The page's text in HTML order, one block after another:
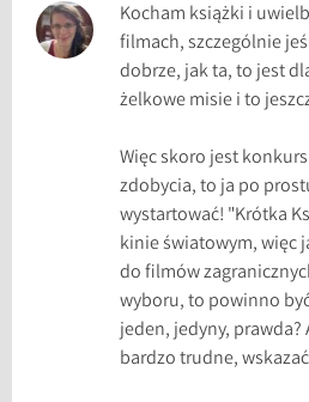
Kocham książki i
filmach, szczególnie
dobrze, jak ta, to jest
żelkowe misie i to
Więc skoro jest
zdobycia, to ja po
wystartować! "Krótka
kinie światowym, więc
do filmów
wyboru, to powinno
jeden, jedyny, prawda?
bardzo trudne,